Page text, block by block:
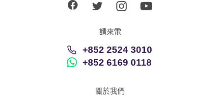
請來電
+852 2524 3010
+852 6169 0118
關於我們